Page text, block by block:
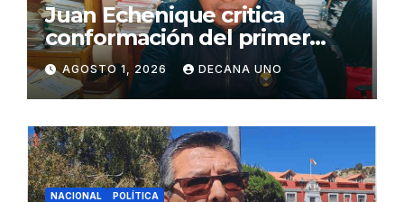
Juan Echenique critica
conformación del primer
gabinete ministerial de Keiko
Fujimori
AGOSTO 1, 2026 DECANA UNO
NACIONAL POLÍTICA